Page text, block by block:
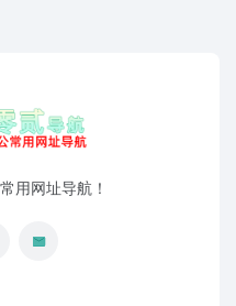
用网址导航！